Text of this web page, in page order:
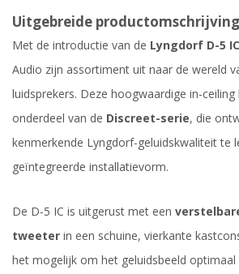
Uitgebreide productomschrijving
Met de introductie van de Lyngdorf D-5 IC
Audio zijn assortiment uit naar de wereld
luidsprekers. Deze hoogwaardige in-ceiling
onderdeel van de Discreet-serie, die
kenmerkende Lyngdorf-geluidskwaliteit te
geïntegreerde installatievorm.
De D-5 IC is uitgerust met een
tweeter in een schuine, vierkante
het mogelijk om het geluidsbeeld